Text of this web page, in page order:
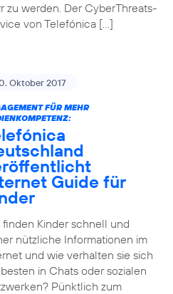
zu werden. Der CyberThreats-
von Telefónica […]
Oktober 2017
FÜR MEHR
Guide für
finden Kinder schnell und
nützliche Informationen im
und wie verhalten sie sich
in Chats oder sozialen
Pünktlich zum